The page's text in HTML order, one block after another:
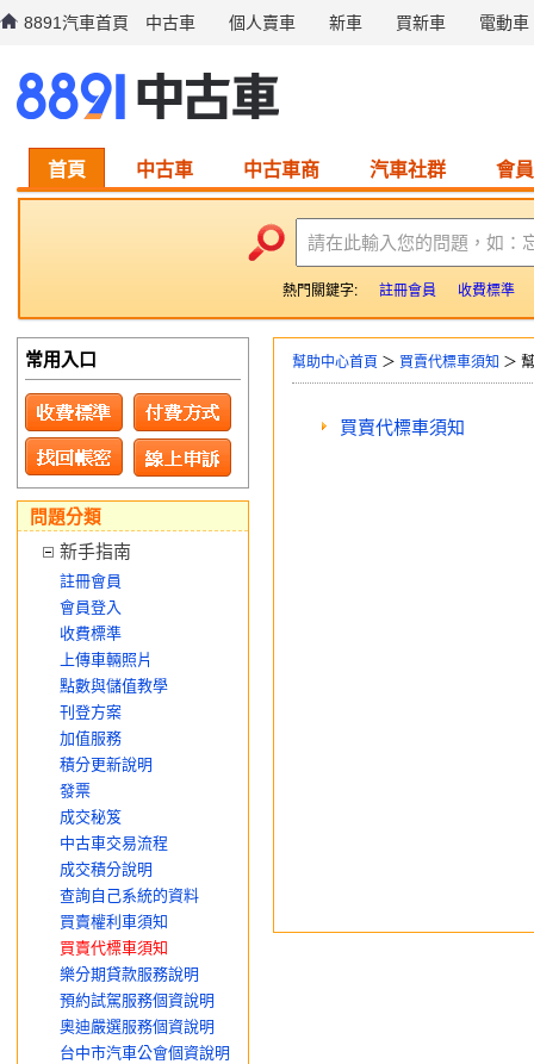
8891汽車首頁 中古車 個人賣車 新車 買新車 電動車
首頁 中古車 中古車商 汽車社群 會
請在此輸入您的問題，如：
熱門關鍵字: 註冊會員 收費標準
幫助中心首頁 ＞ 買賣代標車須知 ＞
買賣代標車須知
常用入口
問題分類
新手指南
註冊會員
會員登入
收費標準
上傳車輛照片
點數與儲值教學
刊登方案
加值服務
積分更新說明
發票
成交秘笈
中古車交易流程
成交積分說明
查詢自己系統的資料
買賣權利車須知
買賣代標車須知
樂分期貸款服務說明
預約試駕服務個資說明
奧迪嚴選服務個資說明
台中市汽車公會個資說明